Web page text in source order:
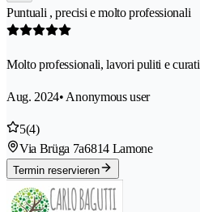
Puntuali , precisi e molto professionali
Molto professionali, lavori puliti e curati
Aug. 2024• Anonymous user
5(4)
Via Brüga 7a6814 Lamone
Termin reservieren